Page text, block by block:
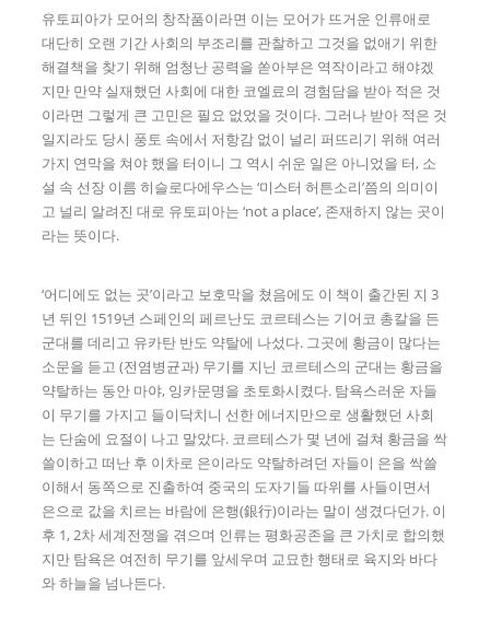
유토피아가 모어의 창작품이라면 이는 모어가 뜨거운 인류애로
대단히 오랜 기간 사회의 부조리를 관찰하고 그것을 없애기 위한
해결책을 찾기 위해 엄청난 공력을 쏟아부은 역작이라고 해야겠
지만 만약 실재했던 사회에 대한 코엘료의 경험담을 받아 적은 것
이라면 그렇게 큰 고민은 필요 없었을 것이다. 그러나 받아 적은 것
일지라도 당시 풍토 속에서 저항감 없이 널리 퍼뜨리기 위해 여러
가지 연막을 쳐야 했을 터이니 그 역시 쉬운 일은 아니었을 터, 소
설 속 선장 이름 히슬로다에우스는 ‘미스터 허튼소리’쯤의 의미이
고 널리 알려진 대로 유토피아는 ‘not a place’, 존재하지 않는 곳이
라는 뜻이다.
‘어디에도 없는 곳’이라고 보호막을 쳤음에도 이 책이 출간된 지 3
년 뒤인 1519년 스페인의 페르난도 코르테스는 기어코 총칼을 든
군대를 데리고 유카탄 반도 약탈에 나섰다. 그곳에 황금이 많다는
소문을 듣고 (전염병균과) 무기를 지닌 코르테스의 군대는 황금을
약탈하는 동안 마야, 잉카문명을 초토화시켰다. 탐욕스러운 자들
이 무기를 가지고 들이닥치니 선한 에너지만으로 생활했던 사회
는 단숨에 요절이 나고 말았다. 코르테스가 몇 년에 걸쳐 황금을 싹
쓸이하고 떠난 후 이차로 은이라도 약탈하려던 자들이 은을 싹쓸
이해서 동쪽으로 진출하여 중국의 도자기들 따위를 사들이면서
은으로 값을 치르는 바람에 은행(銀行)이라는 말이 생겼다던가. 이
후 1, 2차 세계전쟁을 겪으며 인류는 평화공존을 큰 가치로 합의했
지만 탐욕은 여전히 무기를 앞세우며 교묘한 행태로 육지와 바다
와 하늘을 넘나든다.